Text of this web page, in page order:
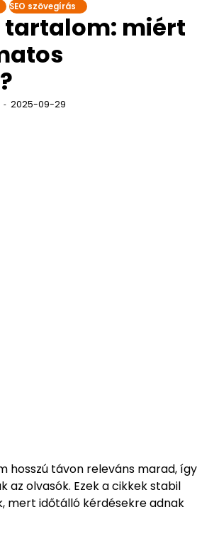
SEO szövegírás
tartalom: miért
2025-09-29
hosszú távon releváns marad, így
az olvasók. Ezek a cikkek stabil
mert időtálló kérdésekre adnak